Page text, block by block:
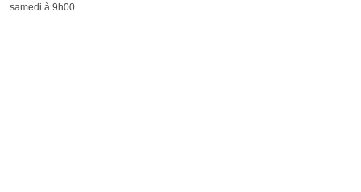
samedi à 9h00